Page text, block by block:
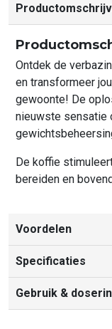
Ontdek de
en transformeer
gewoonte! De
nieuwste sensatie
De koffie
bereiden en
Voordelen
• 14 kopjes groene
• Stimuleert
Specificaties
Gebruik &